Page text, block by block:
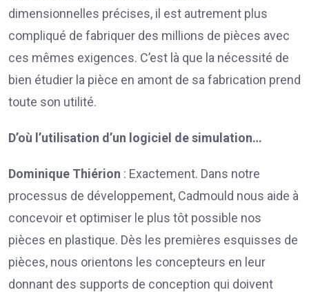
dimensionnelles précises, il est autrement plus
compliqué de fabriquer des millions de pièces avec
ces mêmes exigences. C’est là que la nécessité de
bien étudier la pièce en amont de sa fabrication prend
toute son utilité.
D’où l’utilisation d’un logiciel de simulation…
Dominique Thiérion : Exactement. Dans notre
processus de développement, Cadmould nous aide à
concevoir et optimiser le plus tôt possible nos
pièces en plastique. Dès les premières esquisses de
pièces, nous orientons les concepteurs en leur
donnant des supports de conception qui doivent